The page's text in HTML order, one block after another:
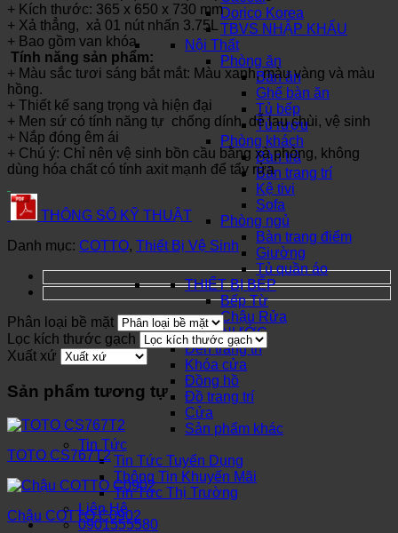
Dorico Korea
TBVS NHẬP KHẨU
Nội Thất
Phòng ăn
Bàn ăn
Ghế bàn ăn
Tủ bếp
Tủ rượu
Phòng khách
Bàn trà
Bàn trang trí
Kệ tivi
Sofa
Phòng ngủ
Bàn trang điểm
Giường
Tủ quần áo
THIẾT BỊ BẾP
Bếp Từ
Chậu Rửa
SƠN NƯỚC
Đèn trang trí
Khóa cửa
Đồng hồ
Đồ trang trí
Cửa
Sản phẩm khác
Tin Tức
Tin Tức Tuyển Dụng
Thông Tin Khuyến Mãi
Tin Tức Thị Trường
Liên Hệ
0901555580
+ Kích thước: 365 x 650 x 730 mm
+ Xả thẳng, xả 01 nút nhấn 3.75L
+ Bao gồm van khóa
Tính năng sản phẩm:
+ Màu sắc tươi sáng bắt mắt: Màu xanh, màu vàng và màu
hồng.
+ Thiết kế sang trọng và hiện đại
+ Men sứ có tính năng tự chống dính, dễ lau chùi, vệ sinh
+ Nắp đóng êm ái
+ Chú ý: Chỉ nên vệ sinh bồn cầu bằng xà phòng, không
dùng hóa chất có tính axit mạnh để tẩy rửa
THÔNG SỐ KỸ THUẬT
Danh mục: COTTO, Thiết Bị Vệ Sinh
Phân loại bề mặt
Lọc kích thước gạch
Xuất xứ
Sản phẩm tương tự
TOTO CS767T2
Chậu COTTO C0902